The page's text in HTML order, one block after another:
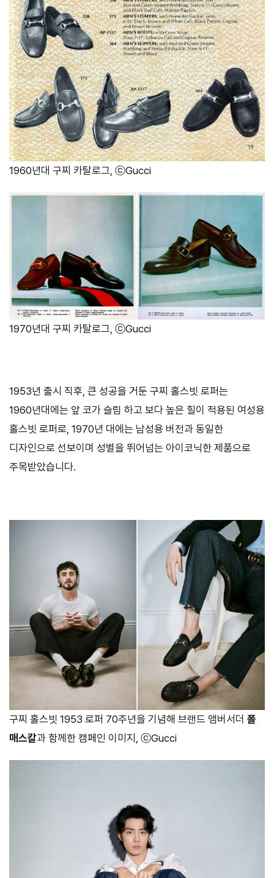
1960년대 구찌 카탈로그, ⓒGucci
1970년대 구찌 카탈로그, ⓒGucci
1953년 출시 직후 큰 성공을 거둔 구찌 홀스빗 로퍼는
1960년대에는 앞 코가 슬림 하고 보다 높은 힐이 적용된 여성용
홀스빗 로퍼로 , 1970년 대에는 남성용 버전과 동일한
디자인으로 선보이며 성별을 뛰어넘는 아이코닉한 제품으로
주목받았습니다.
구찌 홀스빗 1953 로퍼 70주년을 기념해 브랜드 앰버서더 폴
매스칼과 함께한 캠페인 이미지, ⓒGucci